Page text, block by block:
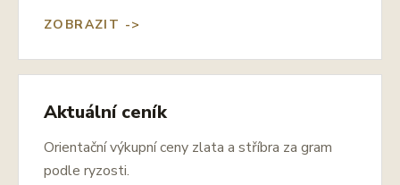
ZOBRAZIT ->
Aktuální ceník
Orientační výkupní ceny zlata a stříbra za gram
podle ryzosti.